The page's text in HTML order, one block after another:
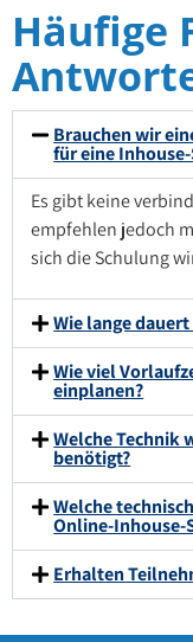
Häufige
Brauchen wir
für eine
Es gibt keine
empfehlen jedoch
sich die Schulung
Wie lange
Wie viel
einplanen?
Welche Technik
benötigt?
Welche
Online-Inhouse-
Erhalten